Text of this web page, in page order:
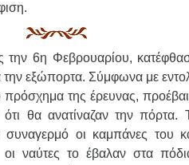
την 6η Φεβρουαρίου,
εξώπορτα. Σύμφωνα με
της έρευνας,
θα ανατίναζαν την πόρτα.
οι καμπάνες του
οι ναύτες το έβαλαν στα